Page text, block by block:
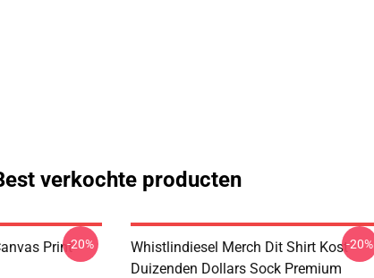
verkochte producten
Print-20%
Whistlindiesel Merch Dit Shirt Kost
Duizenden Dollars Sock Premium
-20%